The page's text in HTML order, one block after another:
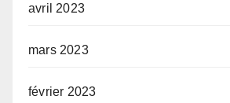
avril 2023
mars 2023
février 2023